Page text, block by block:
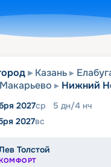
Казань
Макарьево Нижний
2027ср 5 дн/4 нч
2027вс
Толстой